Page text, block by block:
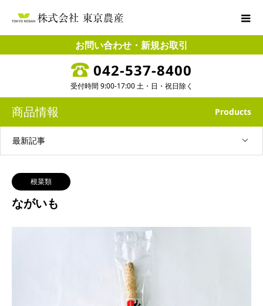
お問い合わせ・新規お取引
042-537-8400
受付時間 9:00-17:00 土・日・祝日除く
商品情報 Products
最新記事
根菜類
ながいも